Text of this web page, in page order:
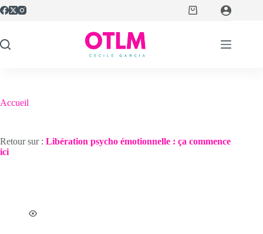
Passer
au
Panier
Accueil
Retour sur : Libération psycho émotionnelle : ça commence
ici